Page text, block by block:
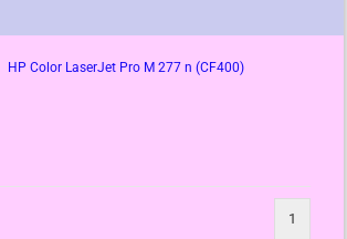
HP Color LaserJet Pro M 277 n (CF400)
1